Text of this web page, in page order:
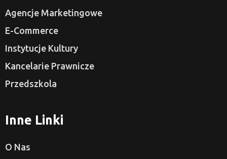
Agencje Marketingowe
E-Commerce
Instytucje Kultury
Kancelarie Prawnicze
Przedszkola
Inne Linki
O Nas